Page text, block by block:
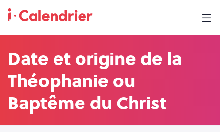
Date et origine de la
Théophanie ou
Baptême du Christ